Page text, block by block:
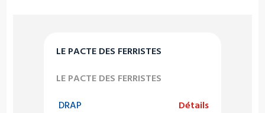
LE PACTE DES FERRISTES
LE PACTE DES FERRISTES
DRAP Détails